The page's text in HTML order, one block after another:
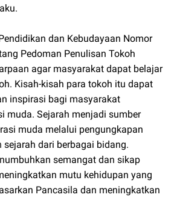
dan Kebudayaan Nomor
Pedoman Penulisan Tokoh
agar masyarakat dapat belajar
Kisah-kisah para tokoh itu dapat
inspirasi bagi masyarakat
muda. Sejarah menjadi sumber
muda melalui pengungkapan
sejarah dari berbagai bidang.
semangat dan sikap
mutu kehidupan yang
Pancasila dan meningkatkan